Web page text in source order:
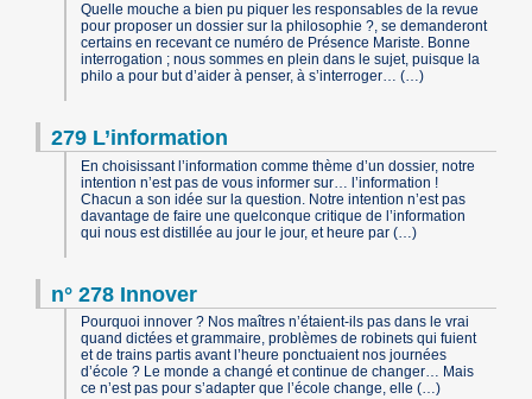
Quelle mouche a bien pu piquer les responsables de la revue
pour proposer un dossier sur la philosophie ?, se demanderont
certains en recevant ce numéro de Présence Mariste. Bonne
interrogation ; nous sommes en plein dans le sujet, puisque la
philo a pour but d’aider à penser, à s’interroger… (…)
279 L’information
En choisissant l’information comme thème d’un dossier, notre
intention n’est pas de vous informer sur… l’information !
Chacun a son idée sur la question. Notre intention n’est pas
davantage de faire une quelconque critique de l’information
qui nous est distillée au jour le jour, et heure par (…)
n° 278 Innover
Pourquoi innover ? Nos maîtres n’étaient-ils pas dans le vrai
quand dictées et grammaire, problèmes de robinets qui fuient
et de trains partis avant l’heure ponctuaient nos journées
d’école ? Le monde a changé et continue de changer… Mais
ce n’est pas pour s’adapter que l’école change, elle (…)